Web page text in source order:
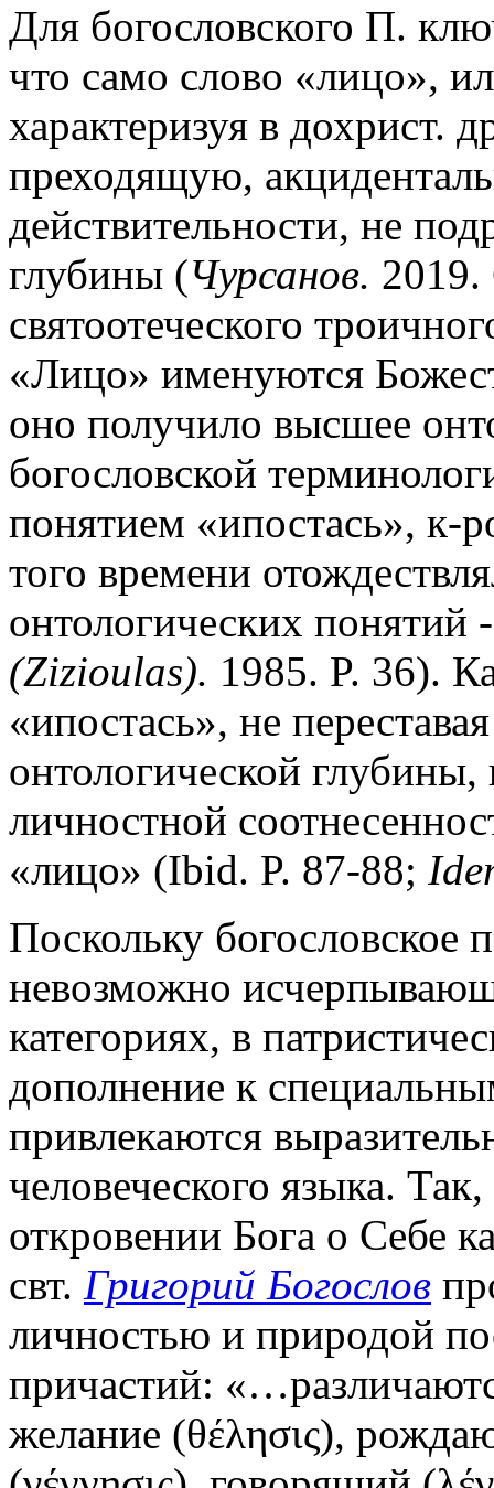
Для богословского П.
что само слово «лицо»,
характеризуя в дохрист.
преходящую,
действительности, не
глубины (Чурсанов. 2019.
святоотеческого
«Лицо» именуются
оно получило высшее
богословской
понятием «ипостась», к-
того времени
онтологических понятий
(Zizioulas). 1985. P. 36).
«ипостась», не
онтологической
личностной
«лицо» (Ibid. P. 87-88;
Поскольку богословское
невозможно
категориях, в
дополнение к
привлекаются
человеческого языка.
откровении Бога о Себе
свт. Григорий Богослов
личностью и природой
причастий:
желание (θέλησις),